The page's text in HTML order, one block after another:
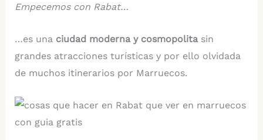
Empecemos con Rabat…
…es una ciudad moderna y cosmopolitasin
grandes atracciones turísticas y por ello olvidada
de muchos itinerarios por Marruecos.